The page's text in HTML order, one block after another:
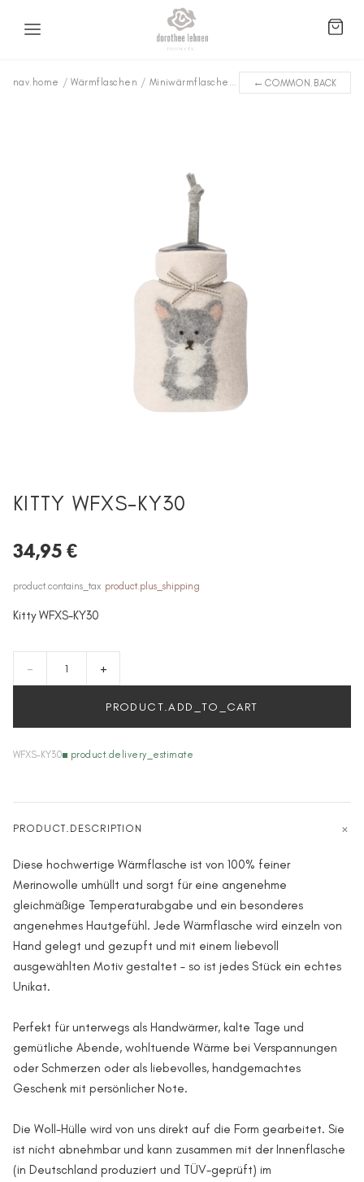
nav.home / Wärmflaschen / Miniwärmflaschen Kitty WFXS-KY30
←COMMON.BACK
KITTY WFXS-KY30
34,95 €
product.contains_tax product.plus_shipping
Kitty WFXS-KY30
- +
PRODUCT.ADD_TO_CART
WFXS-KY30 product.delivery_estimate
PRODUCT.DESCRIPTION
Diese hochwertige Wärmflasche ist von 100% feiner
Merinowolle umhüllt und sorgt für eine angenehme
gleichmäßige Temperaturabgabe und ein besonderes
angenehmes Hautgefühl. Jede Wärmflasche wird einzeln von
Hand gelegt und gezupft und mit einem liebevoll
ausgewählten Motiv gestaltet – so ist jedes Stück ein echtes
Unikat.
Perfekt für unterwegs als Handwärmer, kalte Tage und
gemütliche Abende, wohltuende Wärme bei Verspannungen
oder Schmerzen oder als liebevolles, handgemachtes
Geschenk mit persönlicher Note.
Die Woll-Hülle wird von uns direkt auf die Form gearbeitet. Sie
ist nicht abnehmbar und kann zusammen mit der Innenflasche
(in Deutschland produziert und TÜV-geprüft) im